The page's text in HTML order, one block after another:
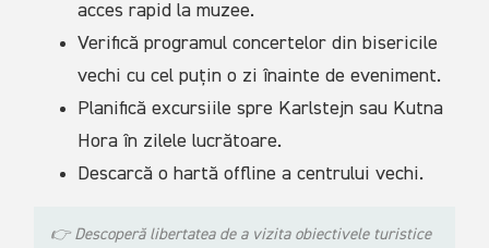
acces rapid la muzee.
Verifică programul concertelor din bisericile
vechi cu cel puțin o zi înainte de eveniment.
Planifică excursiile spre Karlstejn sau Kutna
Hora în zilele lucrătoare.
Descarcă o hartă offline a centrului vechi.
👉Descoperă libertatea de a vizita obiectivele turistice